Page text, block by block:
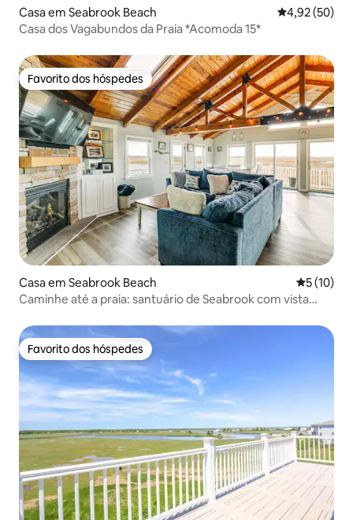
Casa em Seabrook Beach Classificação
4,92 (50)
Casa dos Vagabundos da Praia *Acomoda 15*
Favorito dos hóspedes
Favorito dos hóspedes
Casa em Seabrook Beach
5 (10)
Caminhe até a praia: santuário de Seabrook com vista
Favorito dos hóspedes
Favorito dos hóspedes